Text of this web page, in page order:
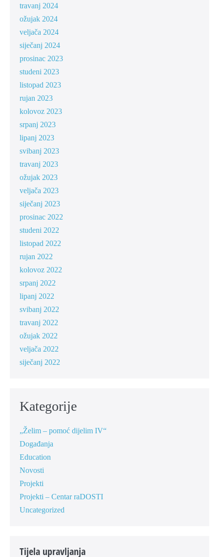
travanj 2024
ožujak 2024
veljača 2024
siječanj 2024
prosinac 2023
studeni 2023
listopad 2023
rujan 2023
kolovoz 2023
srpanj 2023
lipanj 2023
svibanj 2023
travanj 2023
ožujak 2023
veljača 2023
siječanj 2023
prosinac 2022
studeni 2022
listopad 2022
rujan 2022
kolovoz 2022
srpanj 2022
lipanj 2022
svibanj 2022
travanj 2022
ožujak 2022
veljača 2022
siječanj 2022
Kategorije
„Želim – pomoć dijelim IV“
Događanja
Education
Novosti
Projekti
Projekti – Centar raDOSTI
Uncategorized
Tijela upravljanja